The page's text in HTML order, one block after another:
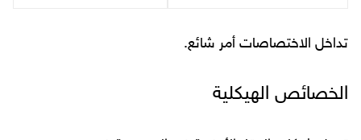
تداخل الاختصاصات أمر شائع.
الخصائص الهيكلية